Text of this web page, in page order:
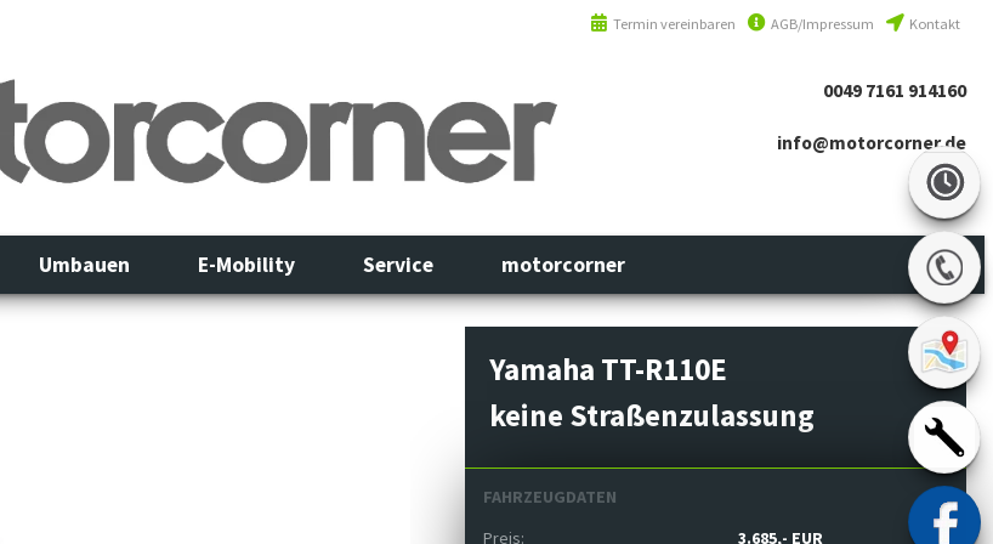
Kontakt
AGB/Impressum
Termin vereinbaren
0049 7161 914160
info@motorcorner.de
Umbauen E-Mobility Service motorcorner
Yamaha TT-R110E
keine Straßenzulassung
FAHRZEUGDATEN
Preis:
3.685,- EUR